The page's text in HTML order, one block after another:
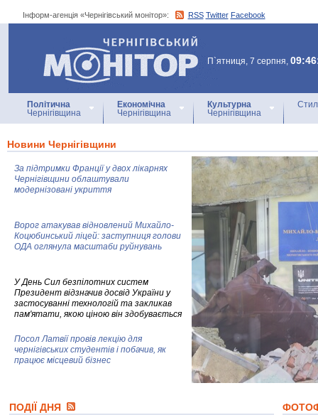
Інформ-агенція «Чернігівський монітор»: RSS Twitter Facebook
Інформ-агенція
«Чернігівський монітор»
П`ятниця, 7 серпня,
Політична
Чернігівщина
Економічна
Чернігівщина
Культурна
Чернігівщина
Новини Чернігівщини
За підтримки Франції у двох лікарнях
Чернігівщини облаштували
модернізовані укриття
Ворог атакував відновлений Михайло-
Коцюбинський ліцей: заступниця голови
ОДА оглянула масштаби руйнувань
У День Сил безпілотних систем
Президент відзначив досвід України у
застосуванні технологій та закликав
пам'ятати, якою ціною він здобувається
Посол Латвії провів лекцію для
чернігівських студентів і побачив, як
працює місцевий бізнес
колекцію про війну, емоції та тварин
ПОДІЇ ДНЯ